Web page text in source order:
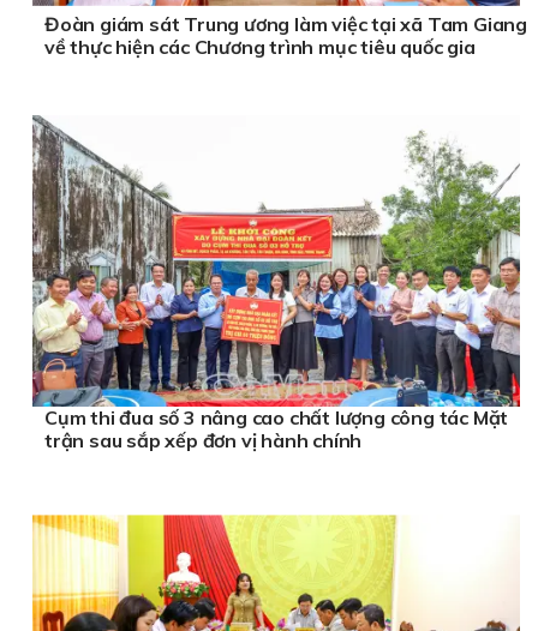
Đoàn giám sát Trung ương làm việc tại xã Tam Giang
về thực hiện các Chương trình mục tiêu quốc gia
Cụm thi đua số 3 nâng cao chất lượng công tác Mặt
trận sau sắp xếp đơn vị hành chính